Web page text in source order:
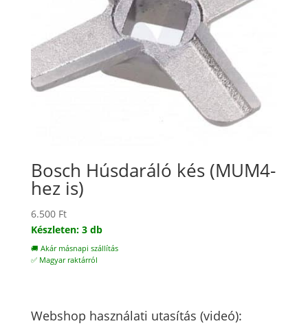
Bosch Húsdaráló kés (MUM4-
hez is)
6.500 Ft
Készleten: 3 db
🚚 Akár másnapi szállítás
✅ Magyar raktárról
Webshop használati utasítás (videó):